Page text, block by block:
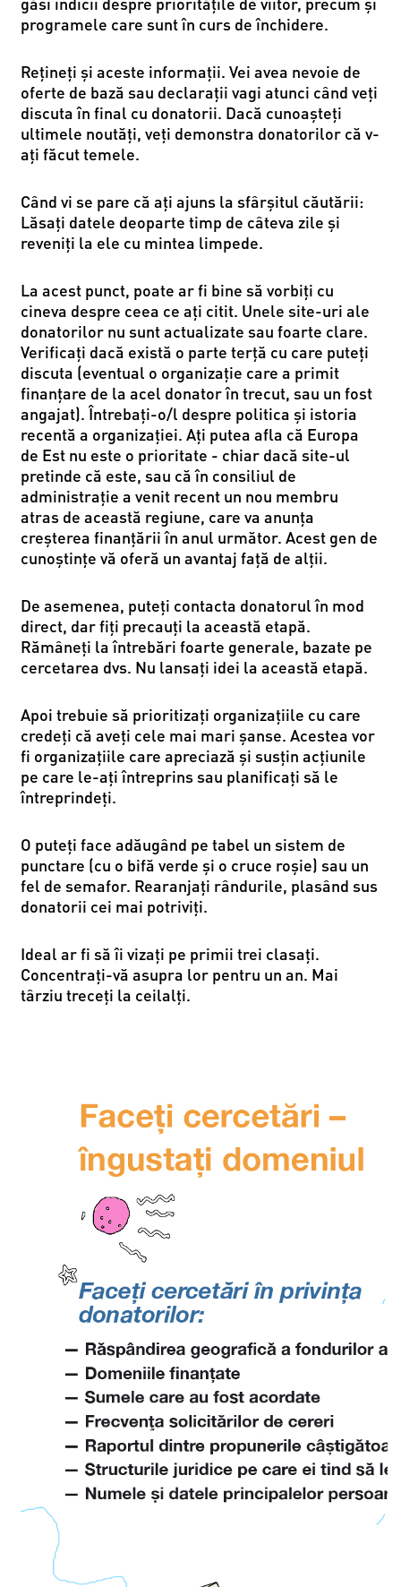
programele care sunt în curs de închidere.
Rețineți și aceste informații. Vei avea nevoie de
oferte de bază sau declarații vagi atunci când veți
discuta în final cu donatorii. Dacă cunoașteți
ultimele noutăți, veți demonstra donatorilor că v-
ați făcut temele.
Când vi se pare că ați ajuns la sfârșitul căutării:
Lăsați datele deoparte timp de câteva zile și
reveniți la ele cu mintea limpede.
La acest punct, poate ar fi bine să vorbiți cu
cineva despre ceea ce ați citit. Unele site-uri ale
donatorilor nu sunt actualizate sau foarte clare.
Verificaţi dacă există o parte terță cu care puteți
discuta (eventual o organizație care a primit
finanţare de la acel donator în trecut, sau un fost
angajat). Întrebați-o/l despre politica și istoria
recentă a organizației. Ați putea afla că Europa
de Est nu este o prioritate - chiar dacă site-ul
pretinde că este, sau că în consiliul de
administrație a venit recent un nou membru
atras de această regiune, care va anunța
creșterea finanțării în anul următor. Acest gen de
cunoștințe vă oferă un avantaj față de alții.
De asemenea, puteți contacta donatorul în mod
direct, dar fiți precauți la această etapă.
Rămâneți la întrebări foarte generale, bazate pe
cercetarea dvs. Nu lansați idei la această etapă.
Apoi trebuie să prioritizați organizațiile cu care
credeți că aveți cele mai mari șanse. Acestea vor
fi organizațiile care apreciază și susțin acțiunile
pe care le-ați întreprins sau planificați să le
întreprindeți.
O puteți face adăugând pe tabel un sistem de
punctare (cu o bifă verde și o cruce roșie) sau un
fel de semafor. Rearanjați rândurile, plasând sus
donatorii cei mai potriviți.
Ideal ar fi să îi vizați pe primii trei clasați.
Concentrați-vă asupra lor pentru un an. Mai
târziu treceți la ceilalți.